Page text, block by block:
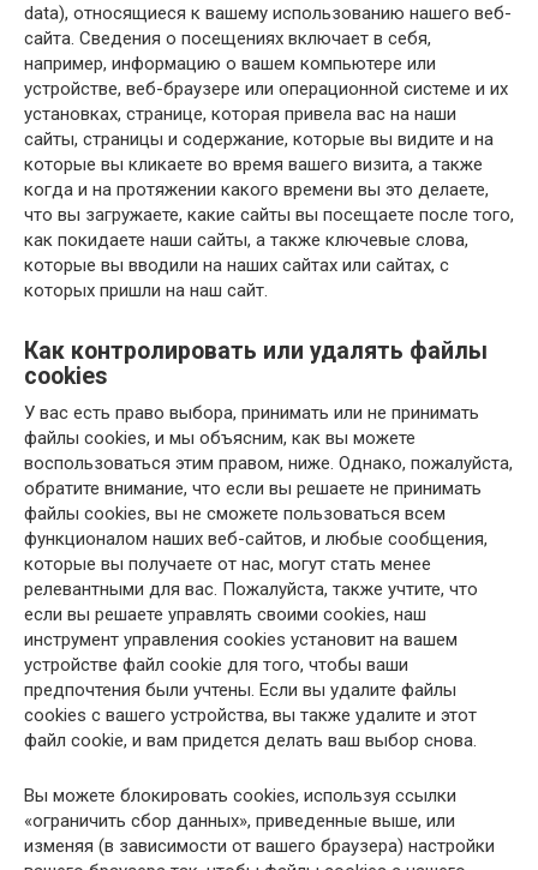
data), относящиеся к вашему использованию нашего веб-
сайта. Сведения о посещениях включает в себя,
например, информацию о вашем компьютере или
устройстве, веб-браузере или операционной системе и их
установках, странице, которая привела вас на наши
сайты, страницы и содержание, которые вы видите и на
которые вы кликаете во время вашего визита, а также
когда и на протяжении какого времени вы это делаете,
что вы загружаете, какие сайты вы посещаете после того,
как покидаете наши сайты, а также ключевые слова,
которые вы вводили на наших сайтах или сайтах, с
которых пришли на наш сайт.
Как контролировать или удалять файлы
cookies
У вас есть право выбора, принимать или не принимать
файлы cookies, и мы объясним, как вы можете
воспользоваться этим правом, ниже. Однако, пожалуйста,
обратите внимание, что если вы решаете не принимать
файлы cookies, вы не сможете пользоваться всем
функционалом наших веб-сайтов, и любые сообщения,
которые вы получаете от нас, могут стать менее
релевантными для вас. Пожалуйста, также учтите, что
если вы решаете управлять своими cookies, наш
инструмент управления cookies установит на вашем
устройстве файл cookie для того, чтобы ваши
предпочтения были учтены. Если вы удалите файлы
cookies с вашего устройства, вы также удалите и этот
файл cookie, и вам придется делать ваш выбор снова.
Вы можете блокировать cookies, используя ссылки
«ограничить сбор данных», приведенные выше, или
изменяя (в зависимости от вашего браузера) настройки